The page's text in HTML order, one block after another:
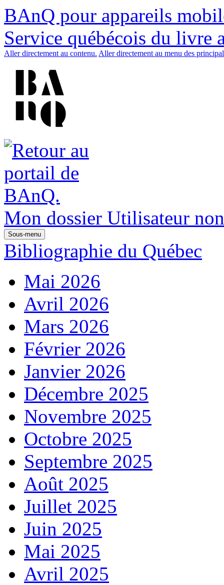
BAnQ pour appareils
Service québécois du livre
Aller directement au contenu. Aller directement au menu des
Mon dossier Utilisateur
Sous-menu
Bibliographie du Québec
Mai 2026
Avril 2026
Mars 2026
Février 2026
Janvier 2026
Décembre 2025
Novembre 2025
Octobre 2025
Septembre 2025
Août 2025
Juillet 2025
Juin 2025
Mai 2025
Avril 2025